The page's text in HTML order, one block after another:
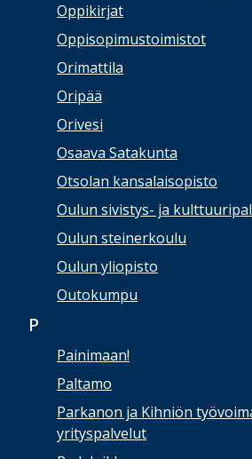
Oppikirjat
Oppisopimustoimistot
Orimattila
Oripää
Orivesi
Osaava Satakunta
Otsolan kansalaisopisto
Oulun sivistys- ja
Oulun steinerkoulu
Oulun yliopisto
Outokumpu
P
Painimaan!
Paltamo
Parkanon ja Kihniön
yrityspalvelut